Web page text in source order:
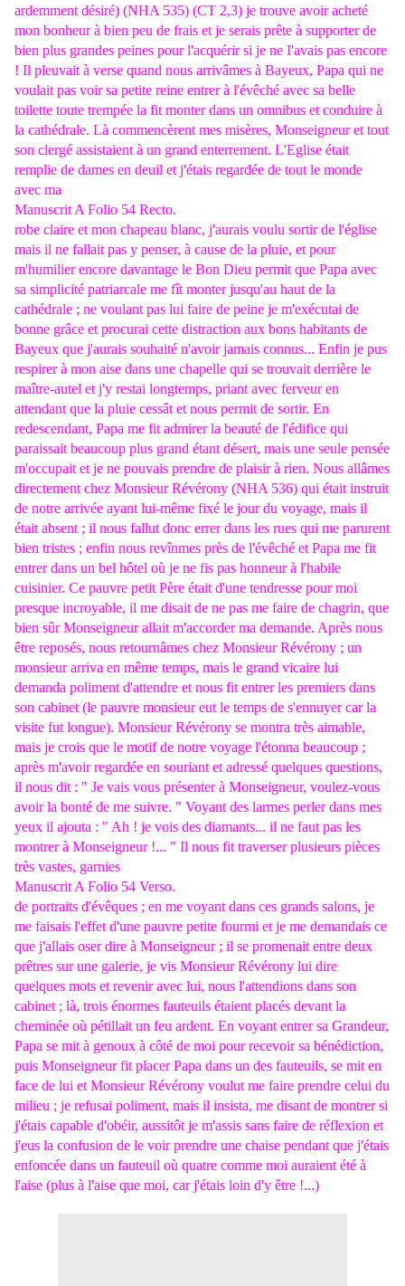
ardemment désiré) (NHA 535) (CT 2,3) je trouve avoir acheté
mon bonheur à bien peu de frais et je serais prête à supporter de
bien plus grandes peines pour l'acquérir si je ne I'avais pas encore
! Il pleuvait à verse quand nous arrivâmes à Bayeux, Papa qui ne
voulait pas voir sa petite reine entrer à l'évêché avec sa belle
toilette toute trempée la fit monter dans un omnibus et conduire à
la cathédrale. Là commencèrent mes misères, Monseigneur et tout
son clergé assistaient à un grand enterrement. L'Eglise était
remplie de dames en deuil et j'étais regardée de tout le monde
avec ma
Manuscrit A Folio 54 Recto.
robe claire et mon chapeau blanc, j'aurais voulu sortir de l'église
mais il ne fallait pas y penser, à cause de la pluie, et pour
m'humilier encore davantage le Bon Dieu permit que Papa avec
sa simplicité patriarcale me fît monter jusqu'au haut de la
cathédrale ; ne voulant pas lui faire de peine je m'exécutai de
bonne grâce et procurai cette distraction aux bons habitants de
Bayeux que j'aurais souhaité n'avoir jamais connus... Enfin je pus
respirer à mon aise dans une chapelle qui se trouvait derrière le
maître-autel et j'y restai longtemps, priant avec ferveur en
attendant que la pluie cessât et nous permit de sortir. En
redescendant, Papa me fit admirer la beauté de l'édifice qui
paraissait beaucoup plus grand étant désert, mais une seule pensée
m'occupait et je ne pouvais prendre de plaisir à rien. Nous allâmes
directement chez Monsieur Révérony (NHA 536) qui était instruit
de notre arrivée ayant lui-même fixé le jour du voyage, mais il
était absent ; il nous fallut donc errer dans les rues qui me parurent
bien tristes ; enfin nous revînmes près de l'évêché et Papa me fit
entrer dans un bel hôtel où je ne fis pas honneur à l'habile
cuisinier. Ce pauvre petit Père était d'une tendresse pour moi
presque incroyable, il me disait de ne pas me faire de chagrin, que
bien sûr Monseigneur allait m'accorder ma demande. Après nous
être reposés, nous retournâmes chez Monsieur Révérony ; un
monsieur arriva en même temps, mais le grand vicaire lui
demanda poliment d'attendre et nous fit entrer les premiers dans
son cabinet (le pauvre monsieur eut le temps de s'ennuyer car la
visite fut longue). Monsieur Révérony se montra très aimable,
mais je crois que le motif de notre voyage l'étonna beaucoup ;
après m'avoir regardée en souriant et adressé quelques questions,
il nous dit : " Je vais vous présenter à Monseigneur, voulez-vous
avoir la bonté de me suivre. " Voyant des larmes perler dans mes
yeux il ajouta : " Ah ! je vois des diamants... il ne faut pas les
montrer à Monseigneur !... " Il nous fit traverser plusieurs pièces
très vastes, garnies
Manuscrit A Folio 54 Verso.
de portraits d'évêques ; en me voyant dans ces grands salons, je
me faisais l'effet d'une pauvre petite fourmi et je me demandais ce
que j'allais oser dire à Monseigneur ; il se promenait entre deux
prêtres sur une galerie, je vis Monsieur Révérony lui dire
quelques mots et revenir avec lui, nous l'attendions dans son
cabinet ; là, trois énormes fauteuils étaient placés devant la
cheminée où pétillait un feu ardent. En voyant entrer sa Grandeur,
Papa se mit à genoux à côté de moi pour recevoir sa bénédiction,
puis Monseigneur fit placer Papa dans un des fauteuils, se mit en
face de lui et Monsieur Révérony voulut me faire prendre celui du
milieu ; je refusai poliment, mais il insista, me disant de montrer si
j'étais capable d'obéir, aussitôt je m'assis sans faire de réflexion et
j'eus la confusion de le voir prendre une chaise pendant que j'étais
enfoncée dans un fauteuil où quatre comme moi auraient été à
l'aise (plus à l'aise que moi, car j'étais loin d'y être !...)